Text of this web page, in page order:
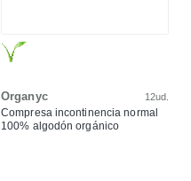
Organyc 12ud.
Compresa incontinencia normal
100% algodón orgánico